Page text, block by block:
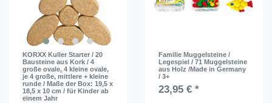
KORXX Kuller Starter / 20
Bausteine aus Kork / 4
große ovale, 4 kleine ovale,
je 4 große, mittlere + kleine
runde / Maße der Box: 19,5 x
18,5 x 10 cm / für Kinder ab
einem Jahr
Familie Muggelsteine /
Legespiel / 71 Muggelsteine
aus Holz /Made in Germany
/ 3+
23,95 € *